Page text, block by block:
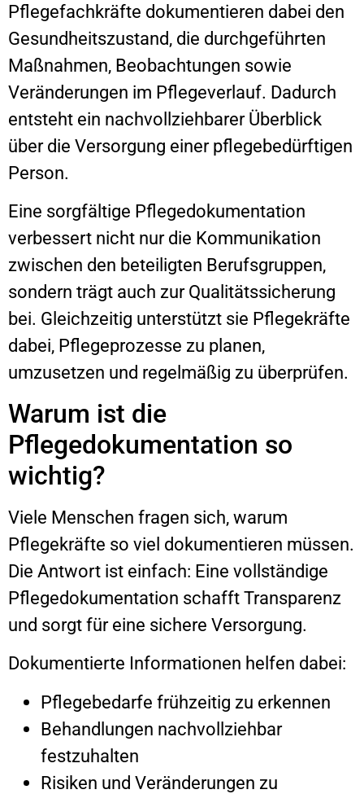
Pflegefachkräfte dokumentieren dabei den
Gesundheitszustand, die durchgeführten
Maßnahmen, Beobachtungen sowie
Veränderungen im Pflegeverlauf. Dadurch
entsteht ein nachvollziehbarer Überblick
über die Versorgung einer pflegebedürftigen
Person.
Eine sorgfältige Pflegedokumentation
verbessert nicht nur die Kommunikation
zwischen den beteiligten Berufsgruppen,
sondern trägt auch zur Qualitätssicherung
bei. Gleichzeitig unterstützt sie Pflegekräfte
dabei, Pflegeprozesse zu planen,
umzusetzen und regelmäßig zu überprüfen.
Warum ist die
Pflegedokumentation so
wichtig?
Viele Menschen fragen sich, warum
Pflegekräfte so viel dokumentieren müssen.
Die Antwort ist einfach: Eine vollständige
Pflegedokumentation schafft Transparenz
und sorgt für eine sichere Versorgung.
Dokumentierte Informationen helfen dabei:
Pflegebedarfe frühzeitig zu erkennen
Behandlungen nachvollziehbar
festzuhalten
Risiken und Veränderungen zu